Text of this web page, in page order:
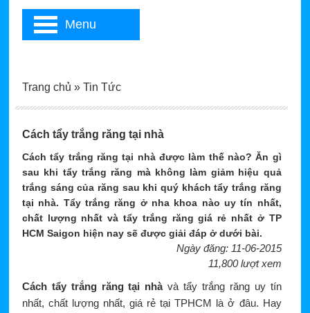
Cách tẩy trắng răng tại nhà
Cách tẩy trắng răng tại nhà được làm thế nào? Ăn gì
sau khi tẩy trắng răng mà không làm giảm hiệu quả
trắng sáng của răng sau khi quý khách tẩy trắng răng
tại nhà. Tẩy trắng răng ở nha khoa nào uy tín nhất,
chất lượng nhất và tẩy trắng răng giá rẻ nhất ở TP
HCM Saigon hiện nay sẽ được giải đáp ở dưới bài.
Ngày đăng: 11-06-2015
11,800 lượt xem
Cách tẩy trắng răng tại nhàvà tẩy trắng răng uy tín
nhất, chất lượng nhất, giá rẻ tại TPHCM là ở đâu. Hay
Trang chủ » Tin Tức
Menu